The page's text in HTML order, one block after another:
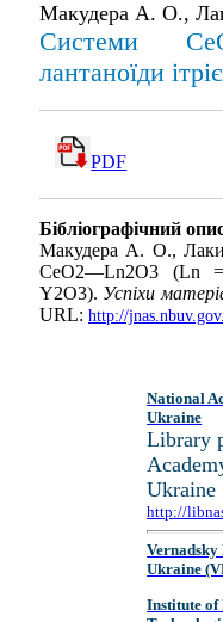
Макудера А. О.,
Системи
лантаноїди
PDF
Бібліографічний
Макудера А. О.,
CeO2—Ln2O3 (Ln =
Y2O3). Успіхи
URL: http://
National
Ukraine
Library
http://
Ukraine
Institute